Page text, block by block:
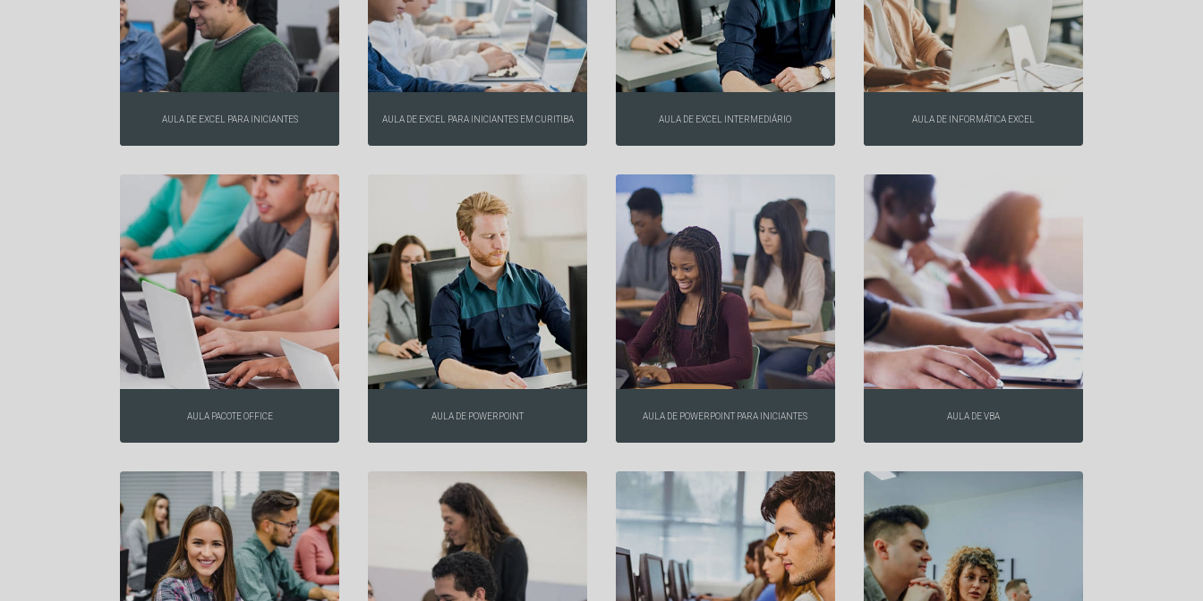
AULA DE EXCEL PARA INICIANTES AULA DE EXCEL PARA INICIANTES EM CURITIBA AULA DE EXCEL INTERMEDIÁRIO AULA DE INFORMÁTICA EXCEL
AULA PACOTE OFFICE AULA DE POWERPOINT AULA DE POWERPOINT PARA INICIANTES AULA DE VBA